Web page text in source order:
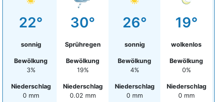
22°
sonnig
Bewölkung
3%
Niederschlag
0 mm
30°
Sprühregen
Bewölkung
19%
Niederschlag
0.02 mm
26°
sonnig
Bewölkung
4%
Niederschlag
0 mm
19°
wolkenlos
Bewölkung
0%
Niederschlag
0 mm